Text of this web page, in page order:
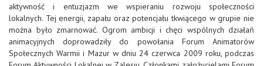
aktywność i entuzjazm we wspieraniu rozwoju społeczności
lokalnych. Tej energii, zapału oraz potencjału tkwiącego w grupie nie
można było zmarnować. Ogrom ambicji i chęci wspólnych działań
animacyjnych doprowadziły do powołania Forum Animatorów
Społecznych Warmii i Mazur w dniu 24 czerwca 2009 roku, podczas